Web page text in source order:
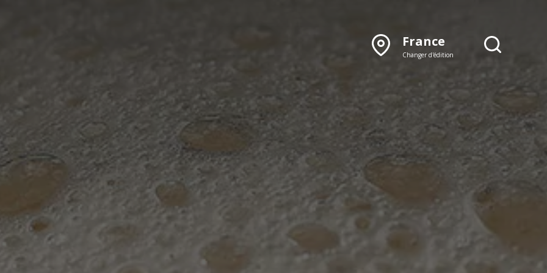
France
Changer d'édition
France Lyon
Rhône‑Alpes
DÉCOUVRIR NOTRE
ÉDITION PAPIER